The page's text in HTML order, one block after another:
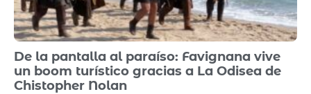
De la pantalla al paraíso: Favignana vive
un boom turístico gracias a La Odisea de
Chistopher Nolan